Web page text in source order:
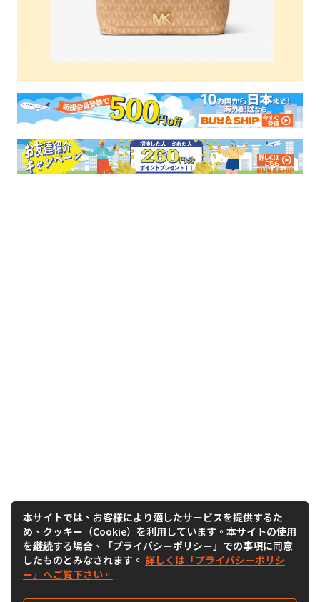
本サイトでは、お客様により適したサービスを提供するた
め、クッキー（Cookie）を利用しています。本サイトの使用
を継続する場合、「プライバシーポリシー」での事項に同意
したものとみなされます。 詳しくは「プライバシーポリシ
ー」へご覧下さい。